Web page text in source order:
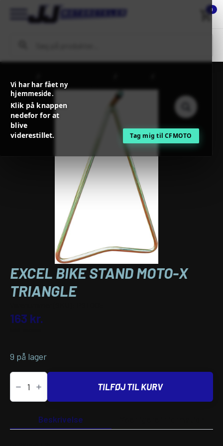
Vi har har fået ny
hjemmeside.
Klik på knappen
nedefor for at
blive
viderestillet.
Tag mig til CFMOTO
0
Støtteben
EXCEL BIKE STAND MOTO-X TRIANGLE
EXCEL BIKE STAND MOTO-X
TRIANGLE
163 kr.
9 på lager
EXCEL
STAND
MOTO-
TRIANGLE
TILFØJ TIL KURV
Beskrivelse